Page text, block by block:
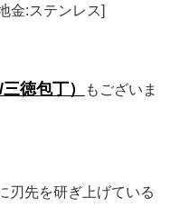
金:ステンレス]
徳包丁）
もございま
刃先を研ぎ上げている